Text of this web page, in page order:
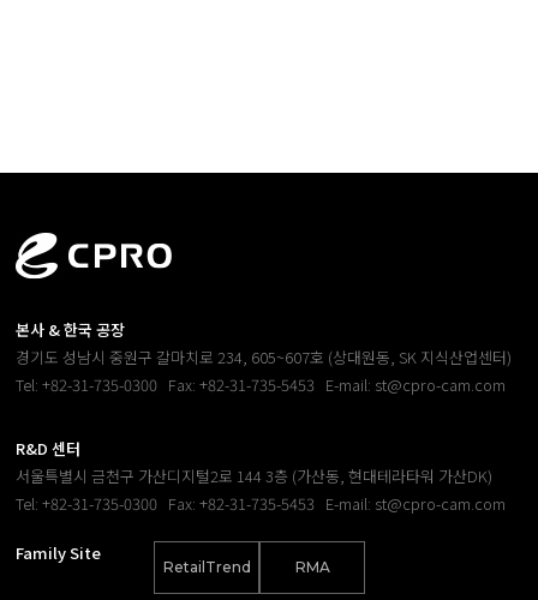
본사 & 한국 공장
경기도 성남시 중원구 갈마치로 234, 605~607호 (상대원동, SK 지식산업센터)
Tel: +82-31-735-0300 Fax: +82-31-735-5453 E-mail: st@cpro-cam.com
R&D 센터
서울특별시 금천구 가산디지털2로 144 3층 (가산동, 현대테라타워 가산DK)
Tel: +82-31-735-0300 Fax: +82-31-735-5453 E-mail: st@cpro-cam.com
Family Site
RetailTrend RMA